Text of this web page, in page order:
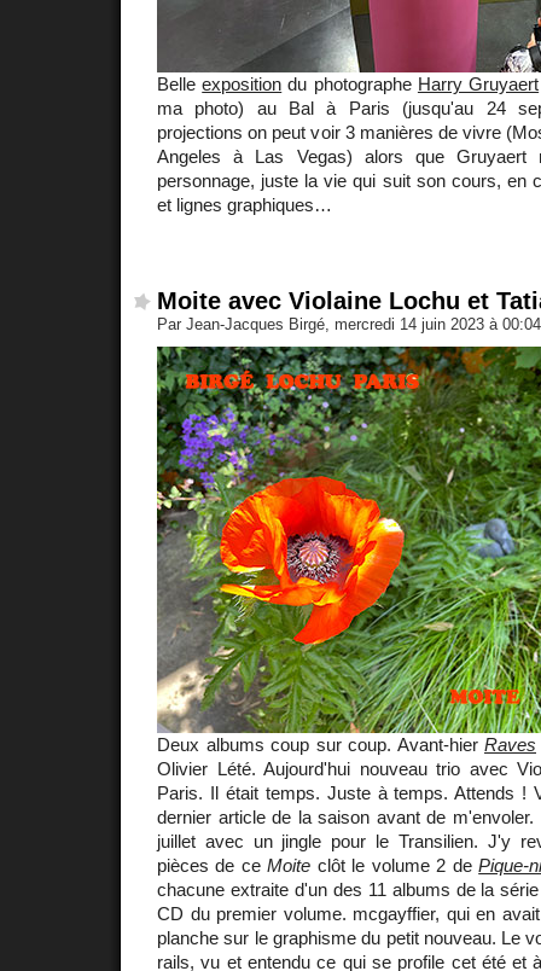
Belleexposition du photographe Harry Gruyaert
ma photo) au Bal à Paris (jusqu'au 24
projections on peut voir 3 manières de vivre
Angeles à Las Vegas) alors que Gruyaert
personnage, juste la vie qui suit son cours, en
et lignes graphiques…
Moite avec Violaine Lochu et
Par Jean-Jacques Birgé, mercredi 14 juin 2023 à
Deux albums coup sur coup. Avant-hier Raves
Olivier Lété. Aujourd'hui nouveau trio avec
Paris. Il était temps. Juste à temps. Attends !
dernier article de la saison avant de
juillet avec un jingle pour le Transilien. J'y
pièces de ceMoite clôt le volume 2 dePique-
chacune extraite d'un des 11 albums de la
CD du premier volume. mcgayffier, qui en
planche sur le graphisme du petit nouveau. Le
rails, vu et entendu ce qui se profile cet été et